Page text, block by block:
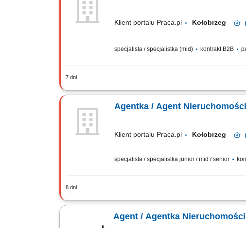
Klient portalu Praca.pl Kołobrzeg
specjalista / specjalistka (mid) kontrakt B2B
7 dni
Pozyskiwanie ofert sprzedaży i wynajmu
Agentka / Agent Nieruchomości
Klient portalu Praca.pl Kołobrzeg
specjalista / specjalistka junior / mid / senior
8 dni
Gotowość do prowadzenia działalności
Agent / Agentka Nieruchomości